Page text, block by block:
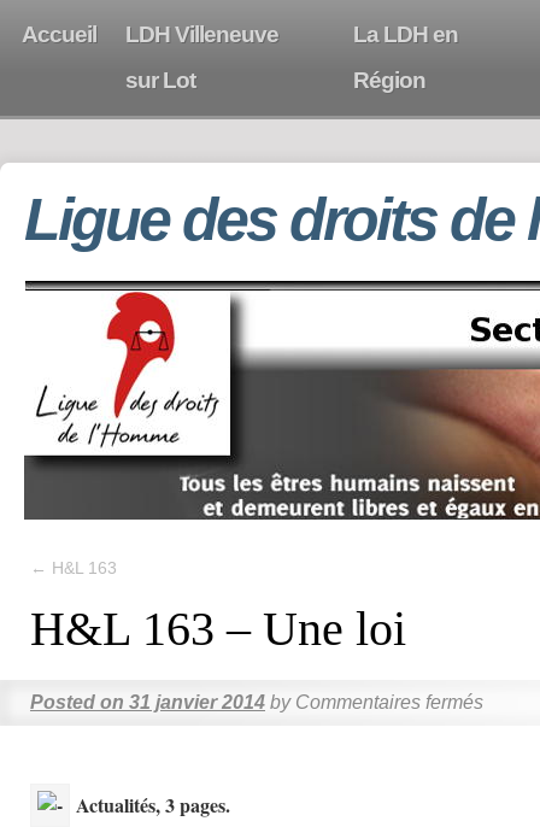
Accueil
LDH Villeneuve
sur Lot
La LDH en
Région
Ligue des droits de
← H&L 163
H&L 163 – Une loi
Posted on 31 janvier 2014 by Commentaires fermés
Actualités, 3 pages.